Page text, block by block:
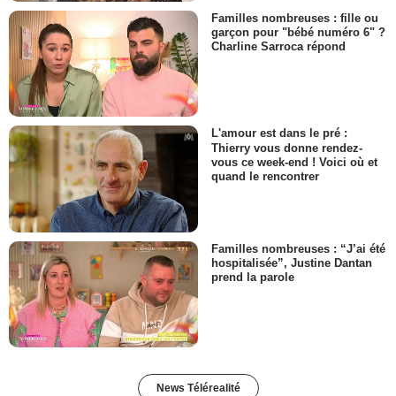
Familles nombreuses : fille ou
garçon pour "bébé numéro 6" ?
Charline Sarroca répond
L'amour est dans le pré :
Thierry vous donne rendez-
vous ce week-end ! Voici où et
quand le rencontrer
Familles nombreuses : “J’ai été
hospitalisée”, Justine Dantan
prend la parole
News Télérealité